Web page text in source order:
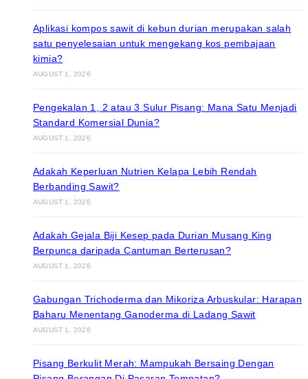
Aplikasi kompos sawit di kebun durian merupakan salah
satu penyelesaian untuk mengekang kos pembajaan
kimia?
AUGUST 1, 2026
Pengekalan 1, 2 atau 3 Sulur Pisang: Mana Satu Menjadi
Standard Komersial Dunia?
AUGUST 1, 2026
Adakah Keperluan Nutrien Kelapa Lebih Rendah
Berbanding Sawit?
AUGUST 1, 2026
Adakah Gejala Biji Kesep pada Durian Musang King
Berpunca daripada Cantuman Berterusan?
AUGUST 1, 2026
Gabungan Trichoderma dan Mikoriza Arbuskular: Harapan
Baharu Menentang Ganoderma di Ladang Sawit
AUGUST 1, 2026
Pisang Berkulit Merah: Mampukah Bersaing Dengan